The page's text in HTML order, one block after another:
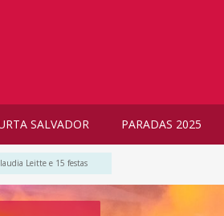
SALVADOR PARADAS 2025
Leitte e 15 festas